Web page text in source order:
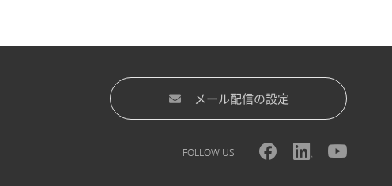
メール配信の設定
FOLLOW US